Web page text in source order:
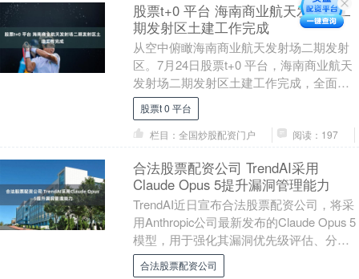
股票t+0 平台 海南商业航天发射场二
期发射区土建工作完成
从空中俯瞰海南商业航天发射场二期发射
区。7月24日股票t+0 平台，海南商业航天
发射场二期发射区土建工作完成，全面转
入设备调试合练的关键阶段。海南商业航
天发射场....
股票t 0 平台
栏目：全国炒股配资门户
阅读：197
合法股票配资公司 TrendAI采用
Claude Opus 5提升漏洞管理能力
TrendAI近日宣布合法股票配资公司，将采
用Anthropic公司最新发布的Claude Opus 5
模型，用于强化其漏洞优先级评估、分析
与虚拟修复能力。此举....
合法股票配资公司